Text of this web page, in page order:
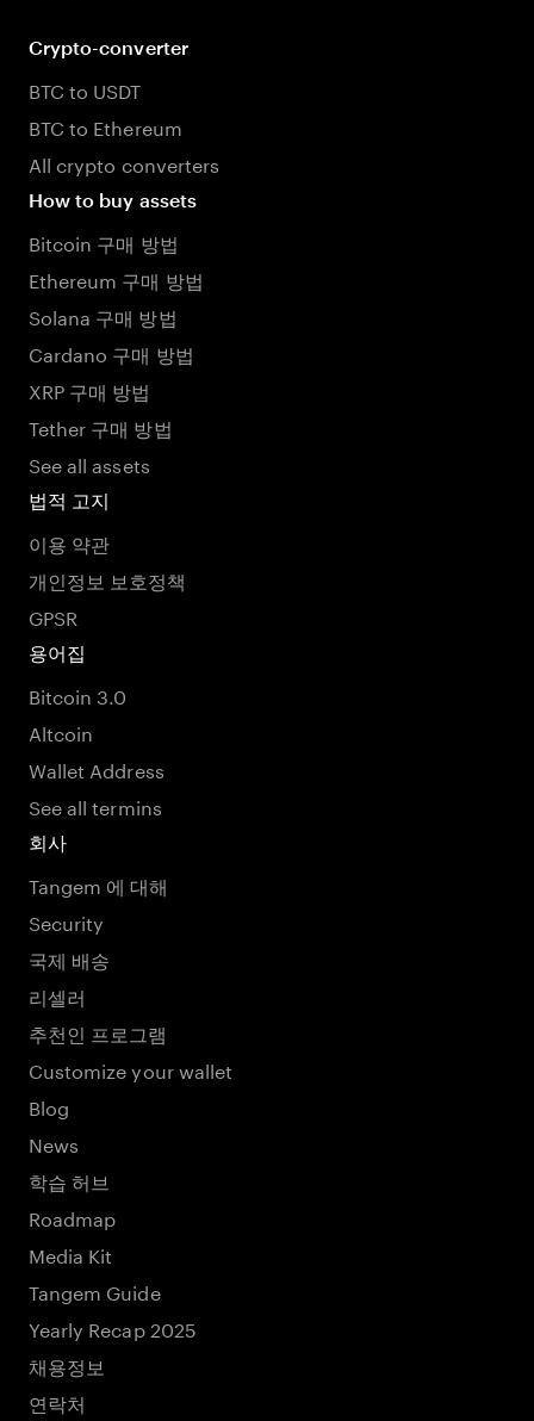
Crypto-converter
BTC to USDT
BTC to Ethereum
All crypto converters
How to buy assets
Bitcoin 구매 방법
Ethereum 구매 방법
Solana 구매 방법
Cardano 구매 방법
XRP 구매 방법
Tether 구매 방법
See all assets
법적 고지
이용 약관
개인정보 보호정책
GPSR
용어집
Bitcoin 3.0
Altcoin
Wallet Address
See all termins
회사
Tangem 에 대해
Security
국제 배송
리셀러
추천인 프로그램
Customize your wallet
Blog
News
학습 허브
Roadmap
Media Kit
Tangem Guide
Yearly Recap 2025
채용정보
연락처